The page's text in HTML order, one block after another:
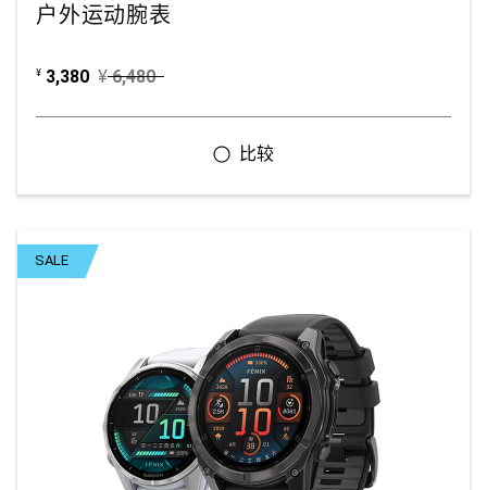
户外运动腕表
¥ 3,380 ¥ 6,480
SALE